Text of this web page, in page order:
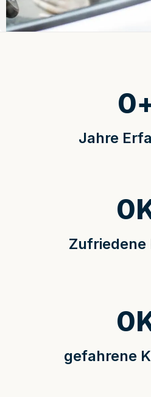
Jahre
0
Zufriedene
0
gefahrene
0